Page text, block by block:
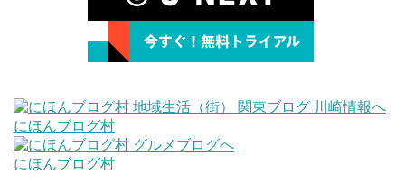
にほんブログ村
にほんブログ村